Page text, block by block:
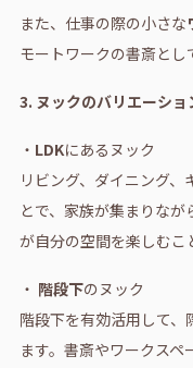
また、仕事の際の小さな
モートワークの書斎とし
3. ヌックのバリエーショ
・ LDKにあるヌック
リビング、ダイニング
とで、家族が集まりな
が自分の空間を楽しむこ
・ 階段下のヌック
階段下を有効活用して
ます。書斎やワークスペ